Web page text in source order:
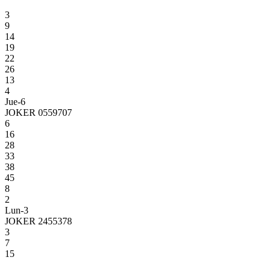
3
9
14
19
22
26
13
4
Jue-6
JOKER 0559707
6
16
28
33
38
45
8
2
Lun-3
JOKER 2455378
3
7
15